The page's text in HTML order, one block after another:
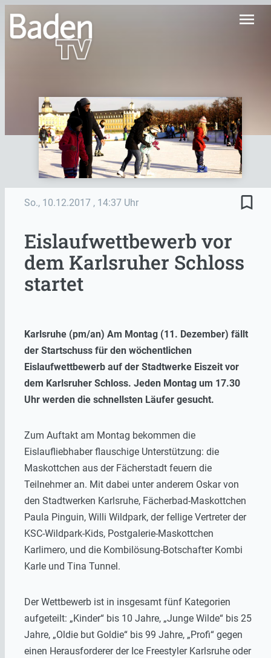
menu
So., 10.12.2017 , 14:37 Uhr bookmark_border
Eislaufwettbewerb vor
dem Karlsruher Schloss
startet
Karlsruhe (pm/an) Am Montag (11. Dezember) fällt
der Startschuss für den wöchentlichen
Eislaufwettbewerb auf der Stadtwerke Eiszeit vor
dem Karlsruher Schloss. Jeden Montag um 17.30
Uhr werden die schnellsten Läufer gesucht.
Zum Auftakt am Montag bekommen die
Eislaufliebhaber flauschige Unterstützung: die
Maskottchen aus der Fächerstadt feuern die
Teilnehmer an. Mit dabei unter anderem Oskar von
den Stadtwerken Karlsruhe, Fächerbad-Maskottchen
Paula Pinguin, Willi Wildpark, der fellige Vertreter der
KSC-Wildpark-Kids, Postgalerie-Maskottchen
Karlimero, und die Kombilösung-Botschafter Kombi
Karle und Tina Tunnel.
Der Wettbewerb ist in insgesamt fünf Kategorien
aufgeteilt: „Kinder“ bis 10 Jahre, „Junge Wilde“ bis 25
Jahre, „Oldie but Goldie“ bis 99 Jahre, „Profi“ gegen
einen Herausforderer der Ice Freestyler Karlsruhe oder